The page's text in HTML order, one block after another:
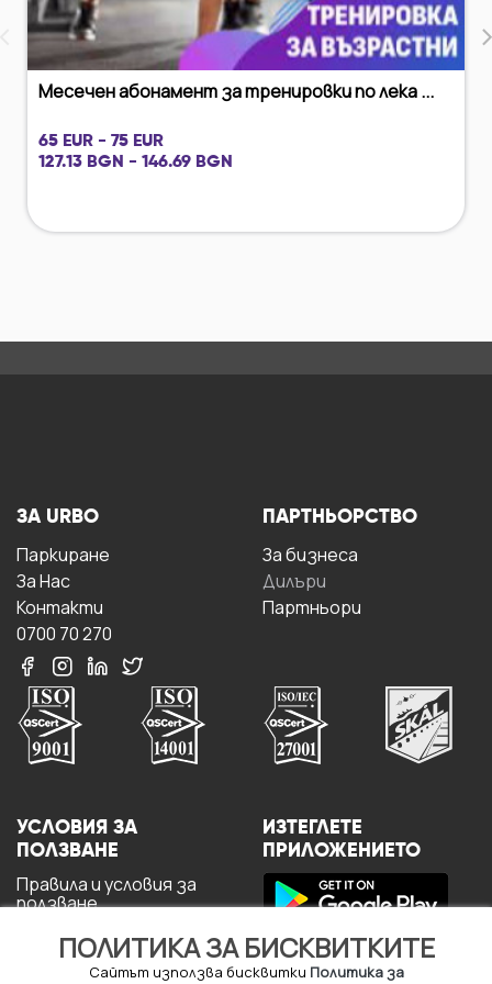
Месечен абонамент за тренировки по лека ...
65 EUR - 75 EUR
127.13 BGN - 146.69 BGN
ПОЛИТИКА ЗА БИСКВИТКИТЕ
Сайтът използва бисквитки Политика за
ЗА URBO
Паркиране
За Hас
Контакти
0700 70 270
ПАРТНЬОРСТВО
За бизнесa
Дилъри
Партньори
УСЛОВИЯ ЗА
ПОЛЗВАНЕ
Правила и условия за
ползване
поверителност
Политика за кукита
ИЗТЕГЛЕТЕ
ПРИЛОЖЕНИЕТО